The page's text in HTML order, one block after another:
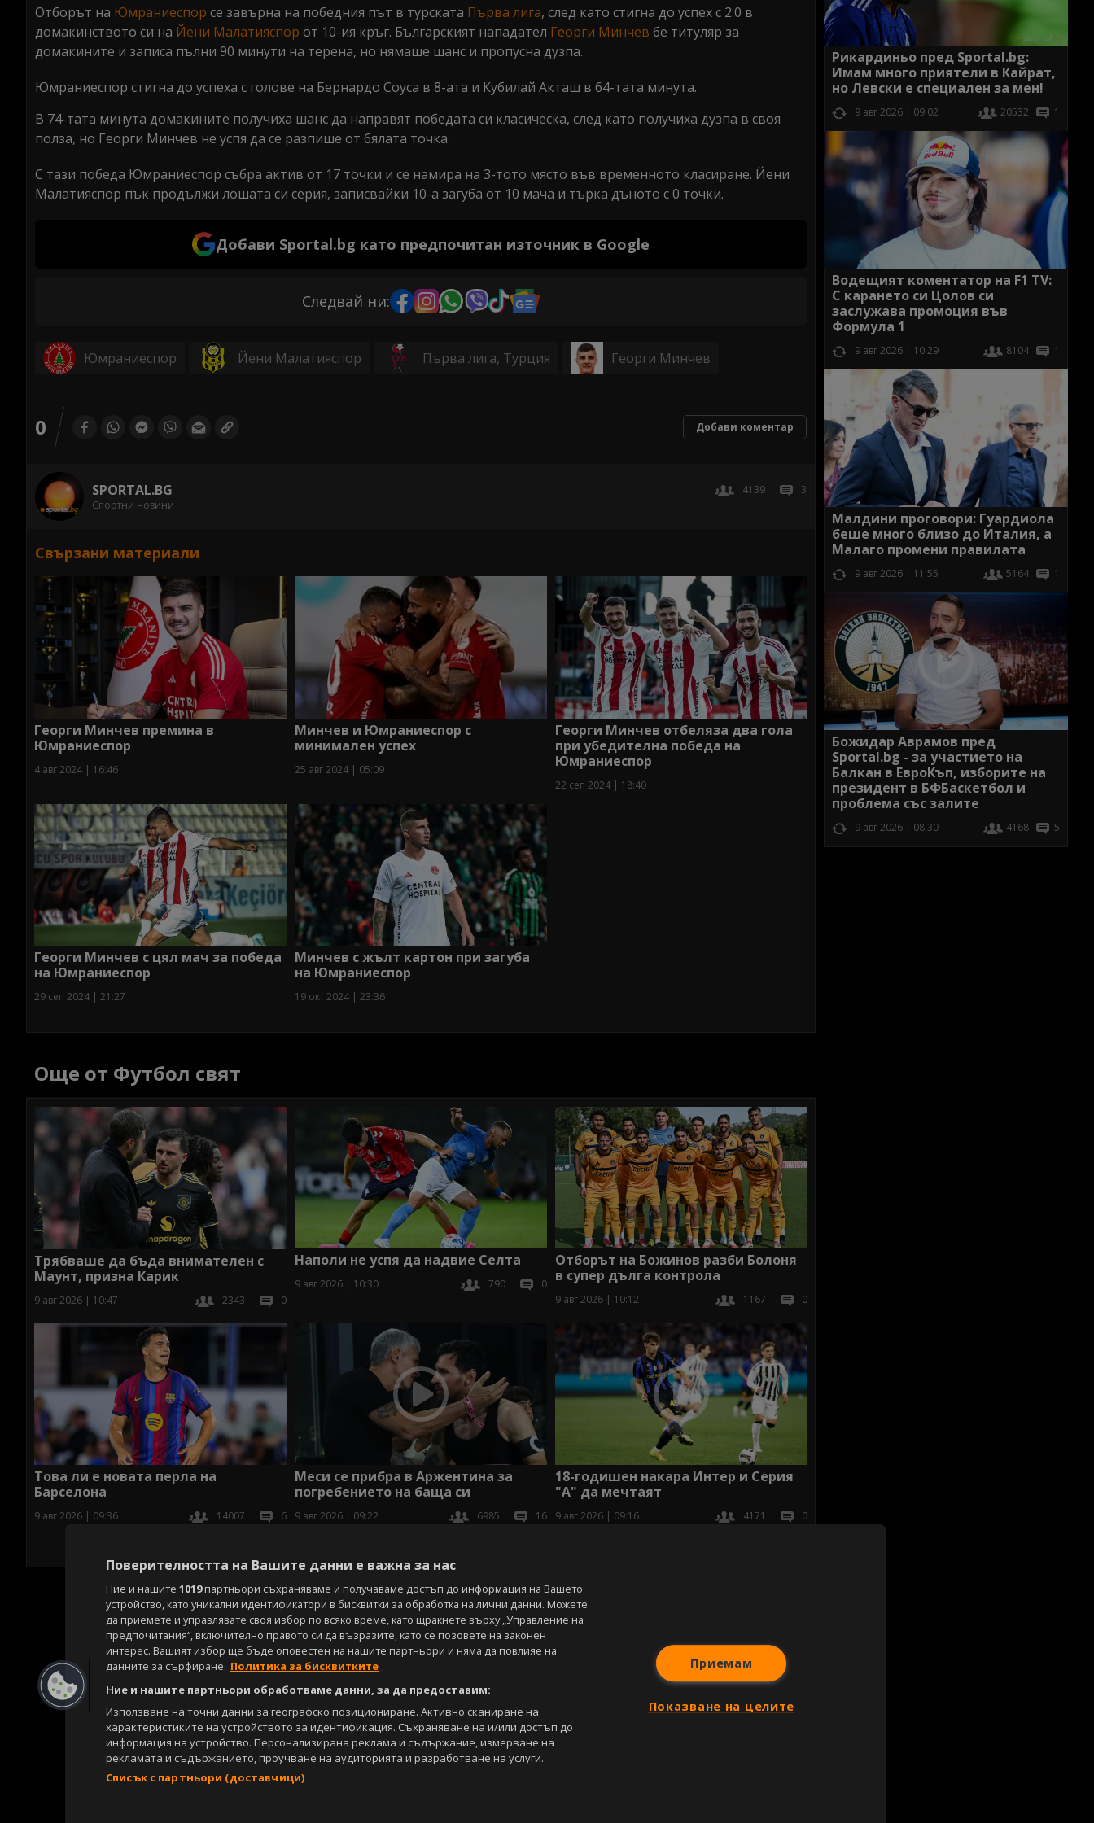
Отборът на Юмраниеспор се завърна на победния път в турската Първа лига, след като стигна до успех с 2:0 в
домакинството си на Йени Малатияспор от 10-ия кръг. Българският нападател Георги Минчев бе титуляр за
домакините и записа пълни 90 минути на терена, но нямаше шанс и пропусна дузпа.
Юмраниеспор стигна до успеха с голове на Бернардо Соуса в 8-ата и Кубилай Акташ в 64-тата минута.
В 74-тата минута домакините получиха шанс да направят победата си класическа, след като получиха дузпа в своя
полза, но Георги Минчев не успя да се разпише от бялата точка.
С тази победа Юмраниеспор събра актив от 17 точки и се намира на 3-тото място във временното класиране. Йени
Малатияспор пък продължи лошата си серия, записвайки 10-а загуба от 10 мача и търка дъното с 0 точки.
Добави Sportal.bg като предпочитан източник в Google
Следвай ни:
Юмраниеспор Йени Малатияспор Първа лига, Турция Георги Минчев
0 Добави коментар
SPORTAL.BG
Спортни новини
4139 3
Свързани материали
Георги Минчев премина в
Юмраниеспор
4 авг 2024 | 16:46
Минчев и Юмраниеспор с
минимален успех
25 авг 2024 | 05:09
Георги Минчев отбеляза два гола
при убедителна победа на
Юмраниеспор
22 сеп 2024 | 18:40
Георги Минчев с цял мач за победа
на Юмраниеспор
29 сеп 2024 | 21:27
Минчев с жълт картон при загуба
на Юмраниеспор
19 окт 2024 | 23:36
Още от Футбол свят
Трябваше да бъда внимателен с
Маунт, призна Карик
9 авг 2026 | 10:47 2343 0
Наполи не успя да надвие Селта
9 авг 2026 | 10:30 790 0
Отборът на Божинов разби Болоня
в супер дълга контрола
9 авг 2026 | 10:12 1167 0
Това ли е новата перла на
Барселона
9 авг 2026 | 09:36 14007 6
Меси се прибра в Аржентина за
погребението на баща си
9 авг 2026 | 09:22 6985 16
18-годишен накара Интер и Серия
"А" да мечтаят
9 авг 2026 | 09:16 4171
0
Рикардиньо пред Sportal.bg:
Имам много приятели в Кайрат,
но Левски е специален за мен!
9 авг 2026 | 09:02 20532 1
Водещият коментатор на F1 TV:
С карането си Цолов си
заслужава промоция във
Формула 1
9 авг 2026 | 10:29 8104 1
Малдини проговори: Гуардиола
беше много близо до Италия, а
Малаго промени правилата
9 авг 2026 | 11:55 5164 1
Божидар Аврамов пред
Sportal.bg - за участието на
Балкан в ЕвроКъп, изборите на
президент в БФБаскетбол и
проблема със залите
9 авг 2026 | 08:30 4168 5
Поверителността на Вашите данни е важна за нас
Ние и нашите 1019партньори съхраняваме и получаваме достъп до информация на Вашето
устройство, като уникални идентификатори в бисквитки за обработка на лични данни. Можете
да приемете и управлявате своя избор по всяко време, като щракнете върху „Управление на
предпочитания“, включително правото си да възразите, като се позовете на законен
интерес. Вашият избор ще бъде оповестен на нашите партньори и няма да повлияе на
данните за сърфиране. Политика за бисквитките
Ние и нашите партньори обработваме данни, за да предоставим:
Използване на точни данни за географско позициониране. Активно сканиране на
характеристиките на устройството за идентификация. Съхраняване на и/или достъп до
информация на устройство. Персонализирана реклама и съдържание, измерване на
рекламата и съдържанието, проучване на аудиторията и разработване на услуги.
Списък с партньори (доставчици)
Приемам
Показване на целите